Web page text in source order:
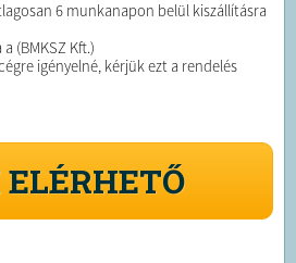
6 munkanapon belül kiszállításra
(BMKSZ Kft.)
igényelné, kérjük ezt a rendelés